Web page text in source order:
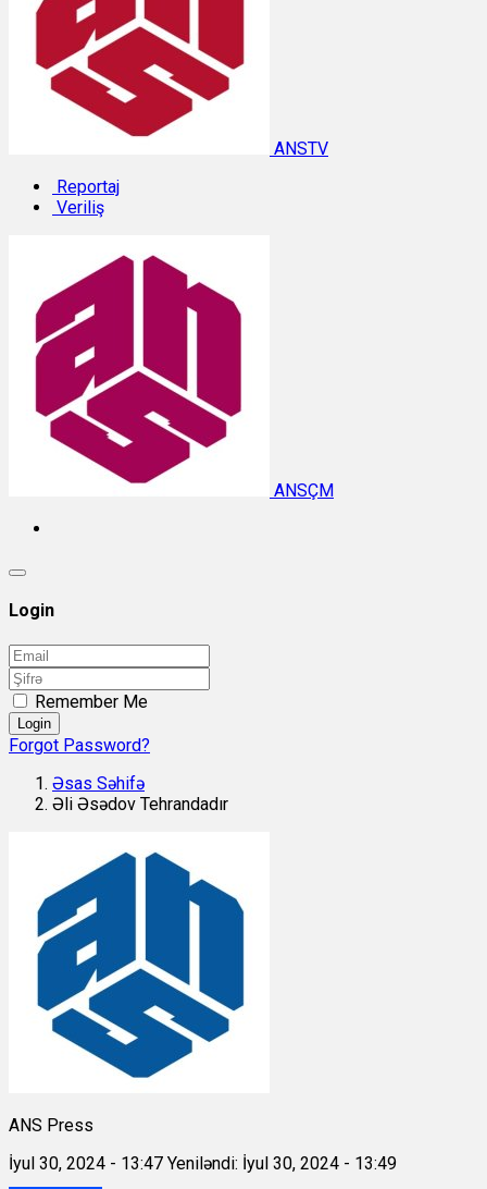
ANSTV
Reportaj
Veriliş
ANSÇM
Login
Remember Me
Login
Forgot Password?
Əsas Səhifə
Əli Əsədov Tehrandadır
ANS Press
İyul 30, 2024 - 13:47 Yeniləndi: İyul 30, 2024 - 13:49